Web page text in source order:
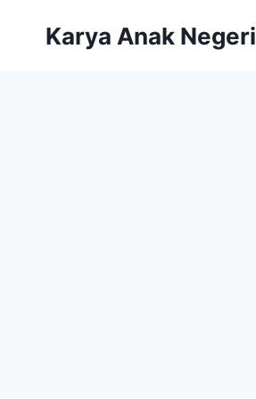
Karya Anak Negeri